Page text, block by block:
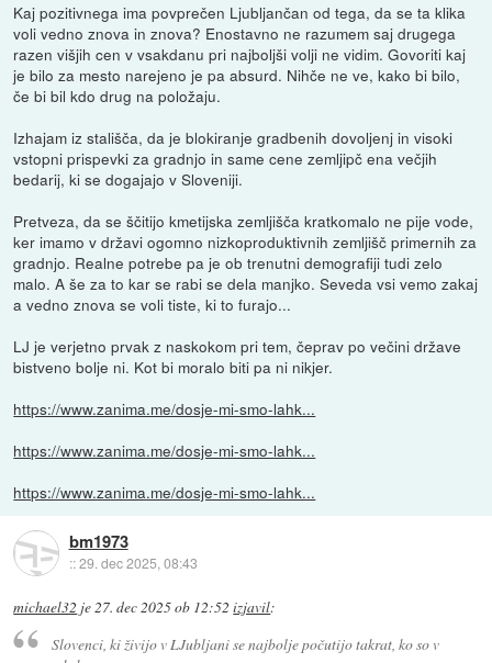
Kaj pozitivnega ima povprečen Ljubljančan od tega, da se ta klika
voli vedno znova in znova? Enostavno ne razumem saj drugega
razen višjih cen v vsakdanu pri najboljši volji ne vidim. Govoriti kaj
je bilo za mesto narejeno je pa absurd. Nihče ne ve, kako bi bilo,
če bi bil kdo drug na položaju.
Izhajam iz stališča, da je blokiranje gradbenih dovoljenj in visoki
vstopni prispevki za gradnjo in same cene zemljipč ena večjih
bedarij, ki se dogajajo v Sloveniji.
Pretveza, da se ščitijo kmetijska zemljišča kratkomalo ne pije vode,
ker imamo v državi ogomno nizkoproduktivnih zemljišč primernih za
gradnjo. Realne potrebe pa je ob trenutni demografiji tudi zelo
malo. A še za to kar se rabi se dela manjko. Seveda vsi vemo zakaj
a vedno znova se voli tiste, ki to furajo...
LJ je verjetno prvak z naskokom pri tem, čeprav po večini države
bistveno bolje ni. Kot bi moralo biti pa ni nikjer.
https://www.zanima.me/dosje-mi-smo-lahk...
https://www.zanima.me/dosje-mi-smo-lahk...
https://www.zanima.me/dosje-mi-smo-lahk...
bm1973
::29. dec 2025, 08:43
michael32 je27. dec 2025 ob 12:52 izjavil:
Slovenci, ki živijo v LJubljani se najbolje počutijo takrat, ko so v